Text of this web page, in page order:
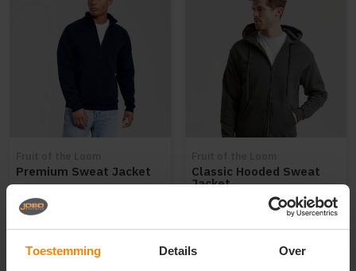
Toestemming Details Over
Premium Sweat Jacket
Materiaal: Katoen / Polyester
Fit: Modern fit
Classic Hooded Sweat
Jacket
Materiaal: Katoen / Polyester
Fit: Modern fit